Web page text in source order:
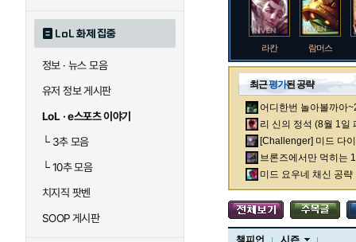
LoL 화제 집중
정보 · 뉴스 모음
유저 정보 게시판
LoL · e스포츠 이야기
└3추 모음
└10추 모음
치지직 팟벤
SOOP 게시판
라칸 람머스
로크 루시안
말자하 말파이트
바이 베이가
최근평가된 공략
어디한번 놀아볼까아
리 신의 정석 (8월 1일
[Challenger] 미드 다
브론즈에서만 먹히는
미드 요우네 채신 공
챔피언 시즌